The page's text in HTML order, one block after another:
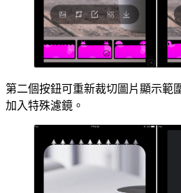
第二個按鈕可重新裁切圖片顯示範
加入特殊濾鏡。